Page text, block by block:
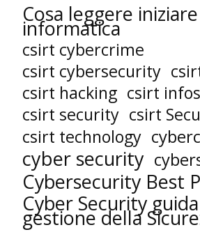
Cosa leggere
informatica
csirt cybercrime
csirt cybersecurity
csirt hacking csirt
csirt security csirt
csirt technology
cyber security
Cybersecurity Best
Cyber Security
gestione della